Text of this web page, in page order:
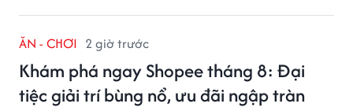
ĂN - CHƠI 2 giờ trước
Khám phá ngay Shopee tháng 8: Đại
tiệc giải trí bùng nổ, ưu đãi ngập tràn